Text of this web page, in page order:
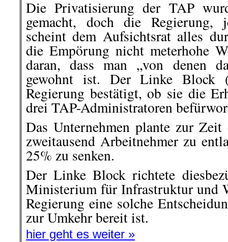
Die Privatisierung der TAP
gemacht, doch die Regierung,
scheint dem Aufsichtsrat alles
die Empörung nicht meterhohe
daran, dass man „von denen
gewohnt ist. Der Linke Block
Regierung bestätigt, ob sie die
drei TAP-Administratoren
Das Unternehmen plante zur Zeit
zweitausend Arbeitnehmer zu
25% zu senken.
Der Linke Block richtete
Ministerium für Infrastruktur und
Regierung eine solche
zur Umkehr bereit ist.
hier geht es weiter »